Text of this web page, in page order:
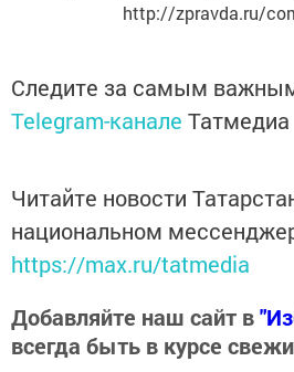
http://zpravda.ru/
Следите за самым
Telegram-канале Татмедиа
Читайте новости
национальном
https://max.ru/tatmedia
Добавляйте наш сайт в
всегда быть в курсе